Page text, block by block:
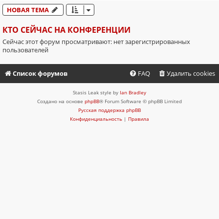
НОВАЯ ТЕМА
КТО СЕЙЧАС НА КОНФЕРЕНЦИИ
Сейчас этот форум просматривают: нет зарегистрированных
пользователей
Список форумов Удалить cookies
FAQ
Stasis Leak style by Ian Bradley
Создано на основе phpBB® Forum Software © phpBB Limited
Русская поддержка phpBB
Конфиденциальность | Правила